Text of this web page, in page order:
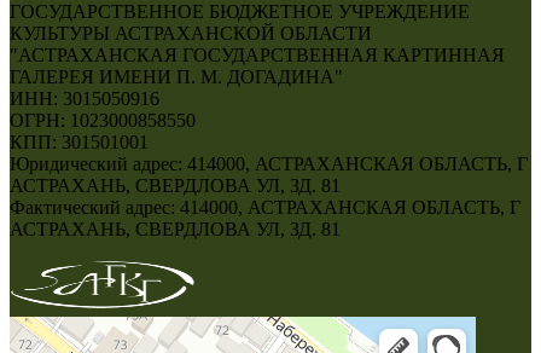
ГОСУДАРСТВЕННОЕ БЮДЖЕТНОЕ УЧРЕЖДЕНИЕ
КУЛЬТУРЫ АСТРАХАНСКОЙ ОБЛАСТИ
"АСТРАХАНСКАЯ ГОСУДАРСТВЕННАЯ КАРТИННАЯ
ГАЛЕРЕЯ ИМЕНИ П. М. ДОГАДИНА"
ИНН: 3015050916
ОГРН: 1023000858550
КПП: 301501001
Юридический адрес: 414000, АСТРАХАНСКАЯ ОБЛАСТЬ, Г
АСТРАХАНЬ, СВЕРДЛОВА УЛ, ЗД. 81
Фактический адрес: 414000, АСТРАХАНСКАЯ ОБЛАСТЬ, Г
АСТРАХАНЬ, СВЕРДЛОВА УЛ, ЗД. 81